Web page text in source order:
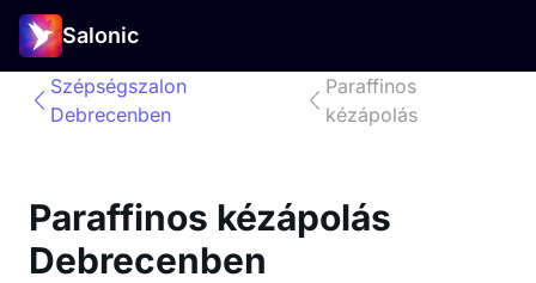
Salonic
Szépségszalon
Debrecenben
Paraffinos
kézápolás
Paraffinos kézápolás
Debrecenben